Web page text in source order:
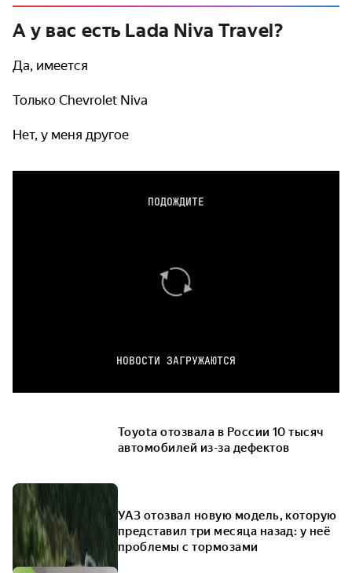
А у вас есть Lada Niva Travel?
Да, имеется
Только Chevrolet Niva
Нет, у меня другое
ПОДОЖДИТЕ
НОВОСТИ ЗАГРУЖАЮТСЯ
Toyota отозвала в России 10 тысяч
автомобилей из-за дефектов
УАЗ отозвал новую модель, которую
представил три месяца назад: у неё
проблемы с тормозами